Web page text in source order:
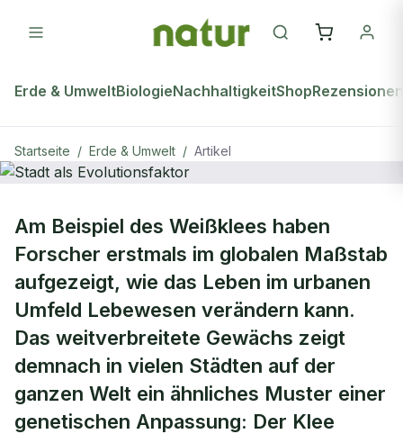
Erde & UmweltBiologieNachhaltigkeitShopRezensionen
Startseite / Erde & Umwelt / Artikel
Stadt als Evolutionsfaktor
Am Beispiel des Weißklees haben
Forscher erstmals im globalen Maßstab
aufgezeigt, wie das Leben im urbanen
Umfeld Lebewesen verändern kann.
Das weitverbreitete Gewächs zeigt
demnach in vielen Städten auf der
ganzen Welt ein ähnliches Muster einer
genetischen Anpassung: Der Klee